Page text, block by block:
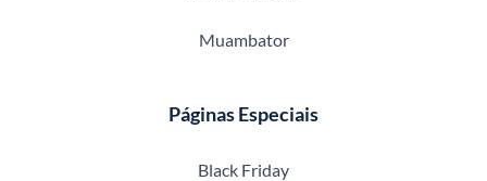
Muambator
Páginas Especiais
Black Friday